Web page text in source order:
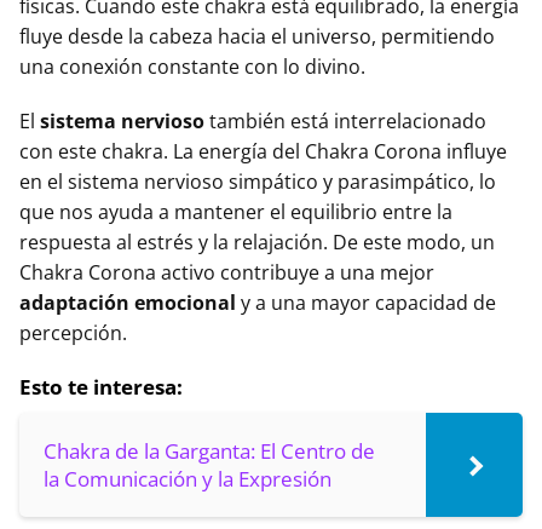
físicas. Cuando este chakra está equilibrado, la energía
fluye desde la cabeza hacia el universo, permitiendo
una conexión constante con lo divino.
El sistema nerviosotambién está interrelacionado
con este chakra. La energía del Chakra Corona influye
en el sistema nervioso simpático y parasimpático, lo
que nos ayuda a mantener el equilibrio entre la
respuesta al estrés y la relajación. De este modo, un
Chakra Corona activo contribuye a una mejor
adaptación emocional y a una mayor capacidad de
percepción.
Esto te interesa:
Chakra de la Garganta: El Centro de
la Comunicación y la Expresión